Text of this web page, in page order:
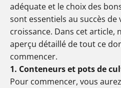
adéquate et le choix des
sont essentiels au succès
croissance. Dans cet article,
aperçu détaillé de tout ce
commencer.
1. Conteneurs et pots de
Pour commencer, vous